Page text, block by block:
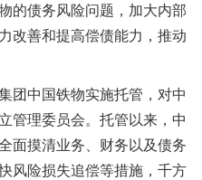
的债务风险问题，加大内部
改善和提高偿债能力，推动
团中国铁物实施托管，对中
管理委员会。托管以来，中
面摸清业务、财务以及债务
风险损失追偿等措施，千方